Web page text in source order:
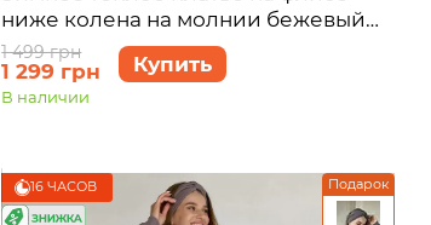
ниже колена на молнии бежевый
Merlini Антони 700001044, размер
50-52 (2XL-3XL)
1 499 грн
1 299 грн Купить
В наличии
Подарок
16 ЧАСОВ